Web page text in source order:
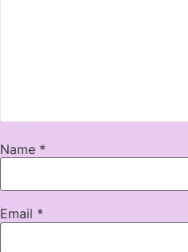
Name *
Email *